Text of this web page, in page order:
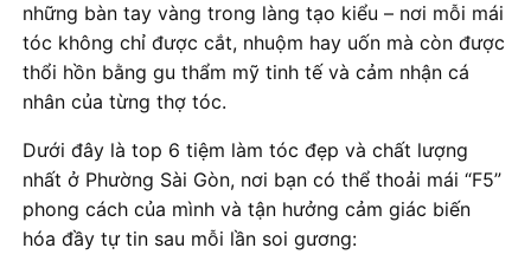
những bàn tay vàng trong làng tạo kiểu – nơi mỗi mái
tóc không chỉ được cắt, nhuộm hay uốn mà còn được
thổi hồn bằng gu thẩm mỹ tinh tế và cảm nhận cá
nhân của từng thợ tóc.
Dưới đây là top 6 tiệm làm tóc đẹp và chất lượng
nhất ở Phường Sài Gòn, nơi bạn có thể thoải mái “F5”
phong cách của mình và tận hưởng cảm giác biến
hóa đầy tự tin sau mỗi lần soi gương: